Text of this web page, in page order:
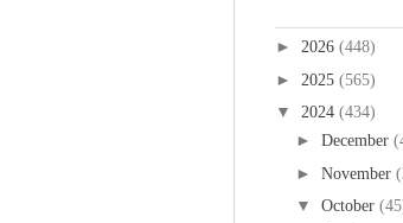
► 2026 (448)
► 2025 (565)
▼ 2024 (434)
► December
► November
▼ October